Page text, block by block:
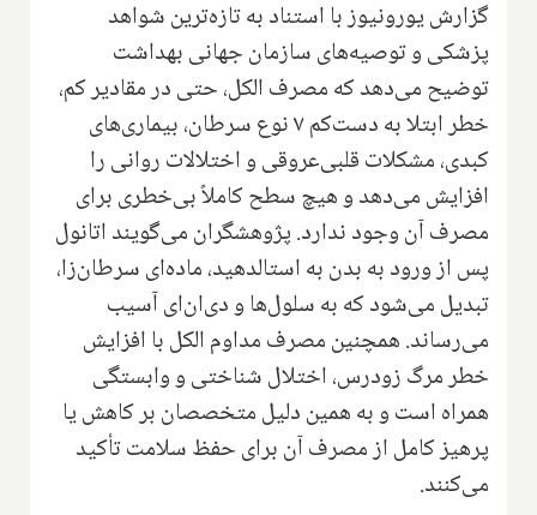
گزارش یورونیوز با استناد به تازه‌ترین شواهد
پزشکی و توصیه‌های سازمان جهانی بهداشت
توضیح می‌دهد که مصرف الکل، حتی در مقادیر کم،
خطر ابتلا به دست‌کم ۷ نوع سرطان، بیماری‌های
کبدی، مشکلات قلبی‌عروقی و اختلالات روانی را
افزایش می‌دهد و هیچ سطح کاملاً بی‌خطری برای
مصرف آن وجود ندارد. پژوهشگران می‌گویند اتانول
پس از ورود به بدن به استالدهید، ماده‌ای سرطان‌زا،
تبدیل می‌شود که به سلول‌ها و دی‌ان‌ای آسیب
می‌رساند. همچنین مصرف مداوم الکل با افزایش
خطر مرگ زودرس، اختلال شناختی و وابستگی
همراه است و به همین دلیل متخصصان بر کاهش یا
پرهیز کامل از مصرف آن برای حفظ سلامت تأکید
می‌کنند.